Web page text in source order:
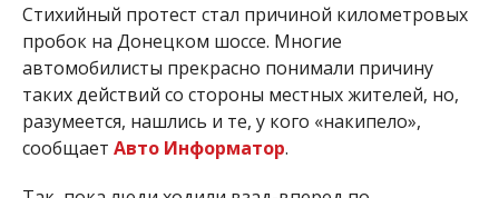
Стихийный протест стал причиной километровых
пробок на Донецком шоссе. Многие
автомобилисты прекрасно понимали причину
таких действий со стороны местных жителей, но,
разумеется, нашлись и те, у кого «накипело»,
сообщает Авто Информатор.